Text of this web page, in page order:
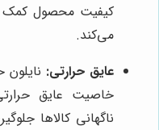
کیفیت محصول کمک
می‌کند.
عایق حرارتی:
خاصیت عایق
ناگهانی کالاها